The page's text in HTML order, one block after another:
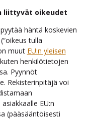
liittyvät oikeudet
häntä koskevien
tulla
muut EU:n yleisen
henkilötietojen
Pyynnöt
Rekisterinpitäjä voi
EU:n
(pääsääntöisesti